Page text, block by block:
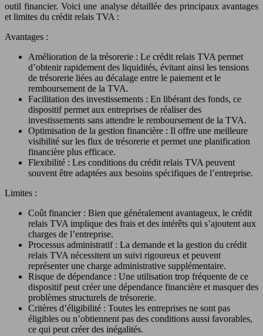
outil financier. Voici une analyse détaillée des principaux avantages
et limites du crédit relais TVA :
Avantages :
Amélioration de la trésorerie : Le crédit relais TVA permet
d’obtenir rapidement des liquidités, évitant ainsi les tensions
de trésorerie liées au décalage entre le paiement et le
remboursement de la TVA.
Facilitation des investissements : En libérant des fonds, ce
dispositif permet aux entreprises de réaliser des
investissements sans attendre le remboursement de la TVA.
Optimisation de la gestion financière : Il offre une meilleure
visibilité sur les flux de trésorerie et permet une planification
financière plus efficace.
Flexibilité : Les conditions du crédit relais TVA peuvent
souvent être adaptées aux besoins spécifiques de l’entreprise.
Limites :
Coût financier : Bien que généralement avantageux, le crédit
relais TVA implique des frais et des intérêts qui s’ajoutent aux
charges de l’entreprise.
Processus administratif : La demande et la gestion du crédit
relais TVA nécessitent un suivi rigoureux et peuvent
représenter une charge administrative supplémentaire.
Risque de dépendance : Une utilisation trop fréquente de ce
dispositif peut créer une dépendance financière et masquer des
problèmes structurels de trésorerie.
Critères d’éligibilité : Toutes les entreprises ne sont pas
éligibles ou n’obtiennent pas des conditions aussi favorables,
ce qui peut créer des inégalités.